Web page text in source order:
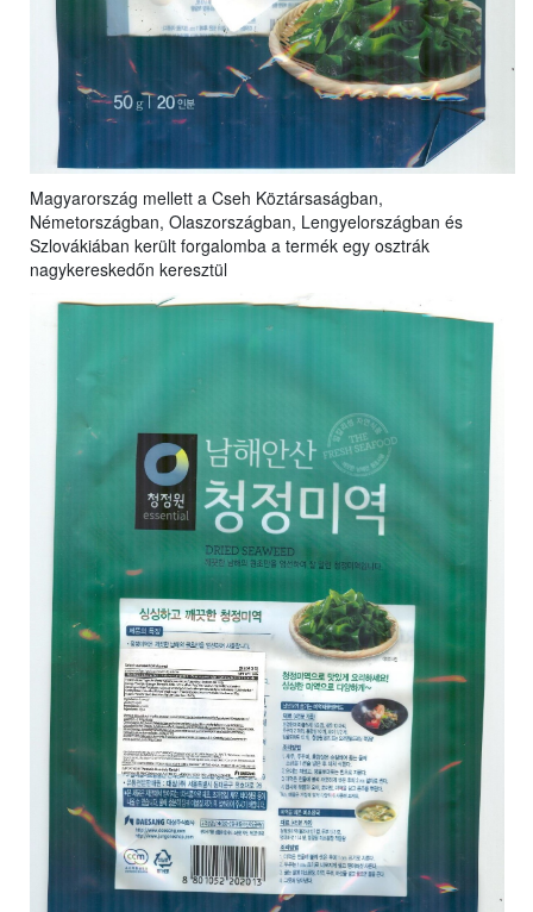
Magyarország mellett a Cseh Köztársaságban,
Németországban, Olaszországban, Lengyelországban és
Szlovákiában került forgalomba a termék egy osztrák
nagykereskedőn keresztül